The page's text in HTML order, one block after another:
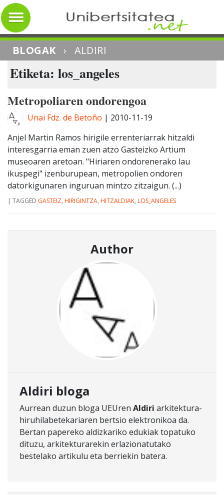
BLOGAK › ALDIRI
Etiketa: los_angeles
Metropoliaren ondorengoa
Unai Fdz. de Betoño | 2010-11-19
Anjel Martin Ramos hirigile errenteriarrak hitzaldi
interesgarria eman zuen atzo Gasteizko Artium
museoaren aretoan. "Hiriaren ondorenerako lau
ikuspegi" izenburupean, metropolien ondoren
datorkigunaren inguruan mintzo zitzaigun. (...)
| TAGGED GASTEIZ, HIRIGINTZA, HITZALDIAK, LOS_ANGELES
Author
Aldiri bloga
Aurrean duzun bloga UEUren Aldiri arkitektura-
hiruhilabetekariaren bertsio elektronikoa da.
Bertan papereko aldizkariko edukiak topatuko
dituzu, arkitekturarekin erlazionatutako
bestelako artikulu eta berriekin batera.